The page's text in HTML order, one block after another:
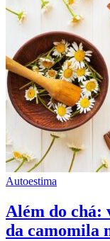
Autoestima
Além do chá:
da camomila